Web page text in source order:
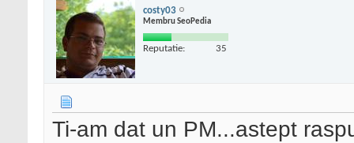
costy03
Membru SeoPedia
Reputatie: 35
Ti-am dat un PM...astept